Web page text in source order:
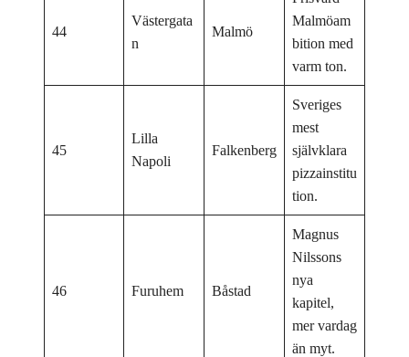
44
Västergata
n
Malmö
Malmöam
bition med
varm ton.
45
Lilla
Napoli
Falkenberg
Sveriges
mest
självklara
pizzainstitu
tion.
46 Furuhem Båstad
Magnus
Nilssons
nya
kapitel,
mer vardag
än myt.